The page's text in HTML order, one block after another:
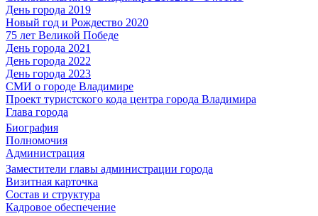
День города 2019
Новый год и Рождество 2020
75 лет Великой Победе
День города 2021
День города 2022
День города 2023
СМИ о городе Владимире
Проект туристского кода центра города Владимира
Глава города
Биография
Полномочия
Администрация
Заместители главы администрации города
Визитная карточка
Состав и структура
Кадровое обеспечение